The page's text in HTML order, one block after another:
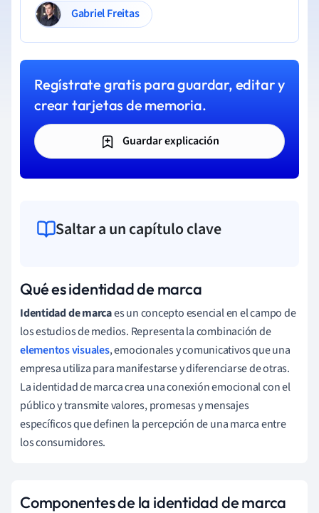
Gabriel Freitas
Regístrate gratis para guardar, editar y
crear tarjetas de memoria.
Guardar explicación
Saltar a un capítulo clave
Qué es identidad de marca
Identidad de marcaes un concepto esencial en el campo de
los estudios de medios. Representa la combinación de
elementos visuales, emocionales y comunicativos que una
empresa utiliza para manifestarse y diferenciarse de otras.
La identidad de marca crea una conexión emocional con el
público y transmite valores, promesas y mensajes
específicos que definen la percepción de una marca entre
los consumidores.
Componentes de la identidad de marca